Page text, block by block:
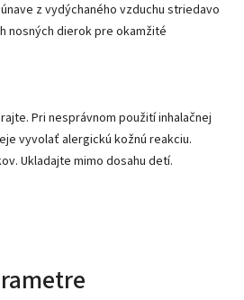
z vydýchaného vzduchu striedavo
nosných dierok pre okamžité
Pri nesprávnom použití inhalačnej
vyvolať alergickú kožnú reakciu.
Ukladajte mimo dosahu detí.